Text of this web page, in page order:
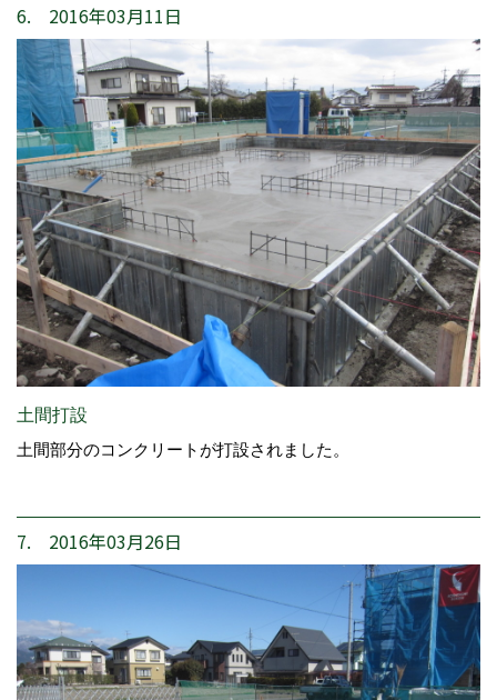
6. 2016年03月11日
土間打設
土間部分のコンクリートが打設されました。
7. 2016年03月26日